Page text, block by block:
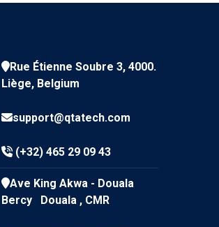
Rue Étienne Soubre 3, 4000.
Liège, Belgium
support@qtatech.com
(+32) 465 29 09 43
Ave King Akwa - Douala
Bercy Douala , CMR